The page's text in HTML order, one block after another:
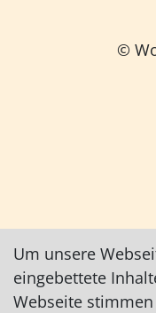
©
Um unsere
eingebettete
Webseite